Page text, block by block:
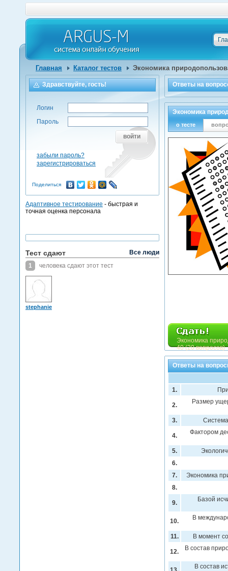
Главная Каталог тестов Экономика
Ответы на
Экономика
о тесте
Экономика
40 (20 вопросов)
Ответы на
1.
2. Размер
3.
4. Фактором
5.
6.
7.
Экономика
8.
9. Базой
10. В
11. В момент
12. В состав
В состав
Здравствуйте, гость!
Логин
Пароль
войти
забыли пароль?
зарегистрироваться
Поделиться
Адаптивное тестирование - быстрая и
точная оценка персонала
Тест сдают
Все люди
1
человека сдают этот тест
stephanie